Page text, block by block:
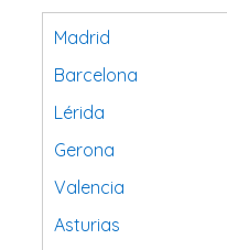
Madrid
Barcelona
Lérida
Gerona
Valencia
Asturias